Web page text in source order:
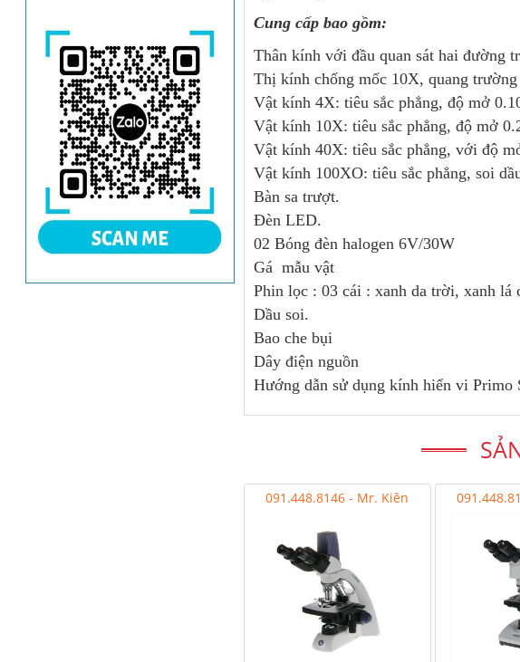
Cung cấp bao gồm:
Thân kính với đầu quan sát hai đường
Thị kính chống mốc 10X, quang
Vật kính 4X: tiêu sắc phẳng, độ mở
Vật kính 10X: tiêu sắc phẳng, độ mở
Vật kính 40X: tiêu sắc phẳng, với độ
Vật kính 100XO: tiêu sắc phẳng, soi
Bàn sa trượt.
Đèn LED.
02 Bóng đèn halogen 6V/30W
Gá mẫu vật
Phin lọc : 03 cái : xanh da trời, xanh lá
Dầu soi.
Bao che bụi
Dây điện nguồn
Hướng dẫn sử dụng kính hiển vi Primo
091.448.8146 - Mr. Kiên